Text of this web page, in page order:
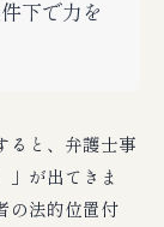
下で力を
ると、弁護士事
」が出てきま
の法的位置付